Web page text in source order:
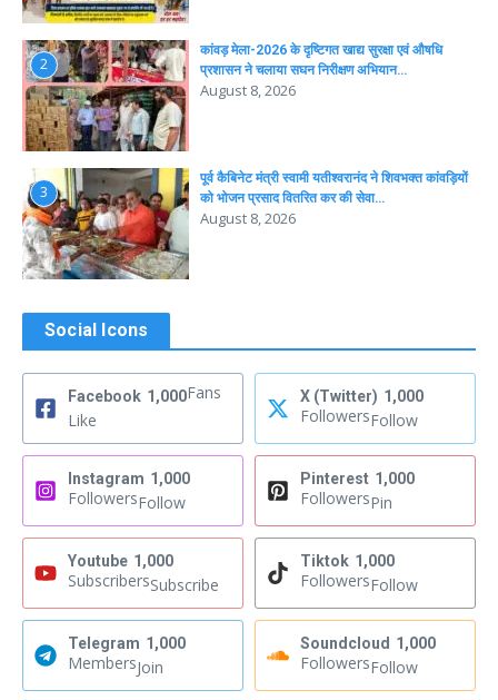
2
कांवड़ मेला-2026 के दृष्टिगत खाद्य सुरक्षा एवं औषधि
प्रशासन ने चलाया सघन निरीक्षण अभियान…
August 8, 2026
3
पूर्व कैबिनेट मंत्री स्वामी यतीश्वरानंद ने शिवभक्त कांवड़ियों
को भोजन प्रसाद वितरित कर की सेवा…
August 8, 2026
Social Icons
Facebook 1,000Fans
Like
X (Twitter) 1,000
FollowersFollow
Instagram 1,000
FollowersFollow
Pinterest 1,000
FollowersPin
Youtube 1,000
SubscribersSubscribe
Tiktok 1,000
FollowersFollow
Telegram 1,000
MembersJoin
Soundcloud 1,000
FollowersFollow